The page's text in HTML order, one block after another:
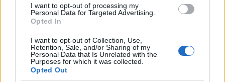
I want to opt-out of processing my
Personal Data for Targeted Advertising.
Opted In
I want to opt-out of Collection, Use,
Retention, Sale, and/or Sharing of my
Personal Data that Is Unrelated with the
Purposes for which it was collected.
Opted Out
Οι αιτήσεις για την
παράταση, λόγω του αυξημένου ενδιαφέροντος
των υποψηφίων, μέχρι την Παρασκευή, 7
Φεβρουαρίου 2025 και ώρα 14:00 το μεσημέρι.